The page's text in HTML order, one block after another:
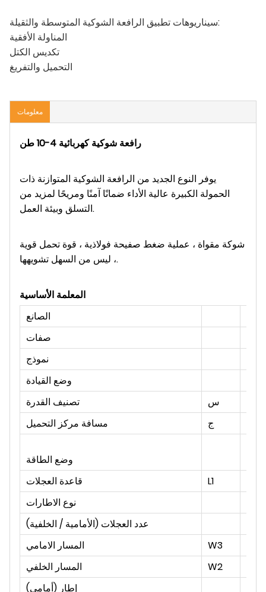
سيناريوهات تطبيق الرافعة الشوكية المتوسطة والثقيلة:
المناولة الأفقية
تكديس الكتل
التحميل والتفريغ
معلومات
رافعة شوكية كهربائية 4-10 طن
يوفر النوع الجديد من الرافعة الشوكية المتوازنة ذات
الحمولة الكبيرة عالية الأداء ضمانًا آمنًا ومريحًا لمزيد من
التسلق وبيئة العمل.
شوكة مقواة ، عملية ضغط صفيحة فولاذية ، قوة تحمل قوية
، ليس من السهل تشويهها.
المعلمة الأساسية
الصانع
صفات
نموذج
وضع القيادة
تصنيف القدرة
س
مسافة مركز التحميل
ج
وضع الطاقة
قاعدة العجلات
L1
نوع الاطارات
عدد العجلات (الأمامية / الخلفية)
المسار الامامي
W3
المسار الخلفي
W2
إطار (أمامي)